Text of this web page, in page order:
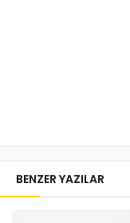
BENZER YAZILAR